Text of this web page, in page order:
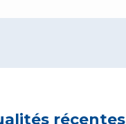
récentes